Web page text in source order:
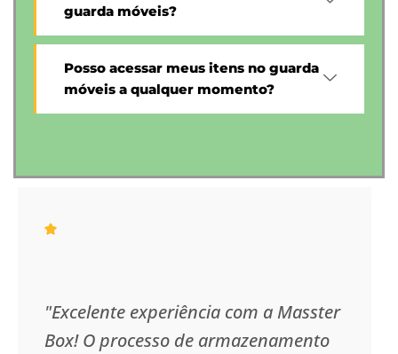
guarda móveis?
Posso acessar meus itens no guarda
móveis a qualquer momento?
"Excelente experiência com a Masster
Box! O processo de armazenamento